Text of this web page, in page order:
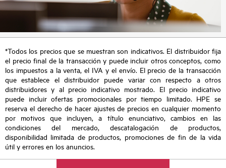
*Todos los precios que se muestran son indicativos. El distribuidor fija
el precio final de la transacción y puede incluir otros conceptos, como
los impuestos a la venta, el IVA y el envío. El precio de la transacción
que establece el distribuidor puede variar con respecto a otros
distribuidores y al precio indicativo mostrado. El precio indicativo
puede incluir ofertas promocionales por tiempo limitado. HPE se
reserva el derecho de hacer ajustes de precios en cualquier momento
por motivos que incluyen, a título enunciativo, cambios en las
condiciones del mercado, descatalogación de productos,
disponibilidad limitada de productos, promociones de fin de la vida
útil y errores en los anuncios.